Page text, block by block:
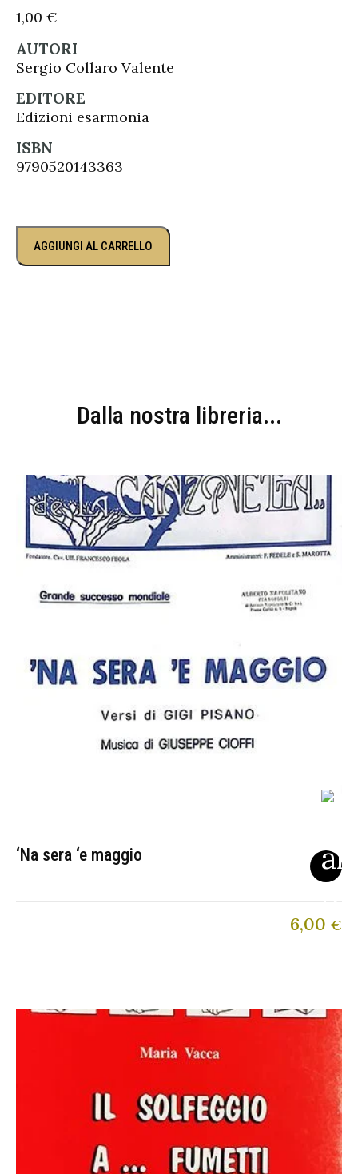
1,00 €
AUTORI
Sergio Collaro Valente
EDITORE
Edizioni esarmonia
ISBN
9790520143363
AGGIUNGI AL CARRELLO
Dalla nostra libreria...
‘Na sera ‘e maggio
6,00 €